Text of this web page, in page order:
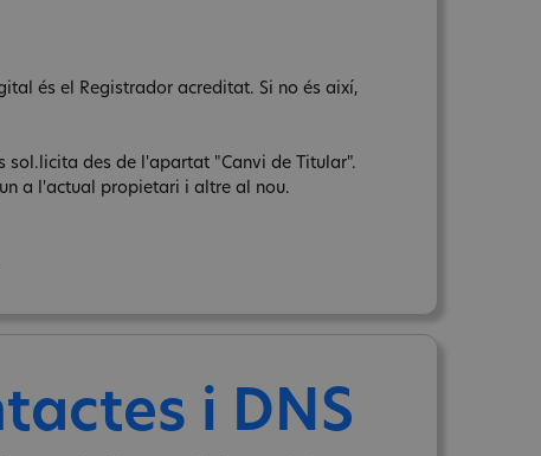
és el Registrador acreditat. Si no és així,
sol.licita des de l'apartat "Canvi de Titular".
a l'actual propietari i altre al nou.
i DNS